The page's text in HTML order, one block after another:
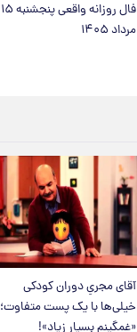
فال روزانه واقعی پنجشنبه ۱۵
مرداد ۱۴۰۵
آقای مجریِ دوران کودکی
خیلی‌ها با یک پست متفاوت؛